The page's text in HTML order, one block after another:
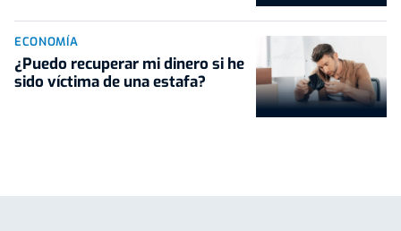
ECONOMÍA
¿Puedo recuperar mi dinero si he
sido víctima de una estafa?